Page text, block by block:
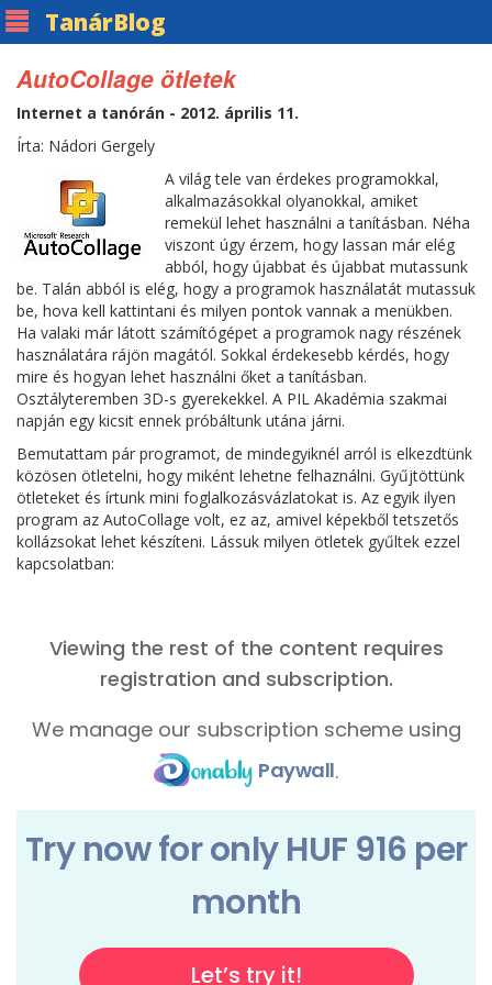
TanárBlog
AutoCollage ötletek
Internet a tanórán - 2012. április 11.
Írta: Nádori Gergely
A világ tele van érdekes programokkal,
alkalmazásokkal olyanokkal, amiket
remekül lehet használni a tanításban. Néha
viszont úgy érzem, hogy lassan már elég
abból, hogy újabbat és újabbat mutassunk
be. Talán abból is elég, hogy a programok használatát mutassuk
be, hova kell kattintani és milyen pontok vannak a menükben.
Ha valaki már látott számítógépet a programok nagy részének
használatára rájön magától. Sokkal érdekesebb kérdés, hogy
mire és hogyan lehet használni őket a tanításban.
Osztályteremben 3D-s gyerekekkel. A PIL Akadémia szakmai
napján egy kicsit ennek próbáltunk utána járni.
Bemutattam pár programot, de mindegyiknél arról is elkezdtünk
közösen ötletelni, hogy miként lehetne felhaználni. Gyűjtöttünk
ötleteket és írtunk mini foglalkozásvázlatokat is. Az egyik ilyen
program az AutoCollage volt, ez az, amivel képekből tetszetős
kollázsokat lehet készíteni. Lássuk milyen ötletek gyűltek ezzel
kapcsolatban: